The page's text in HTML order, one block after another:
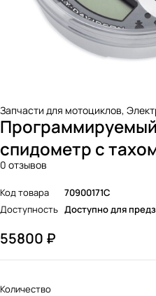
Запчасти для мотоциклов,
спидометр с
0 отзывов
Код товара
70900171C
Доступность Доступно для
55800 ₽
Количество